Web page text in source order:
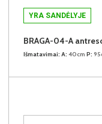
YRA SANDĖLYJE
BRAGA-04-A
Išmatavimai: A: 40cm P: